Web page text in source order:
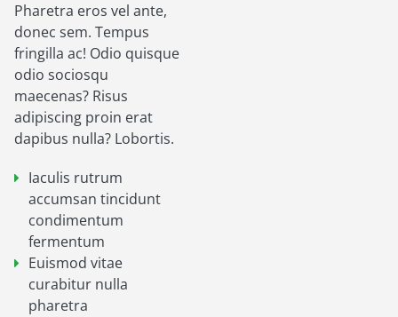
Pharetra eros vel ante,
donec sem. Tempus
fringilla ac! Odio quisque
odio sociosqu
maecenas? Risus
adipiscing proin erat
dapibus nulla? Lobortis.
Iaculis rutrum
accumsan tincidunt
condimentum
fermentum
Euismod vitae
curabitur nulla
pharetra